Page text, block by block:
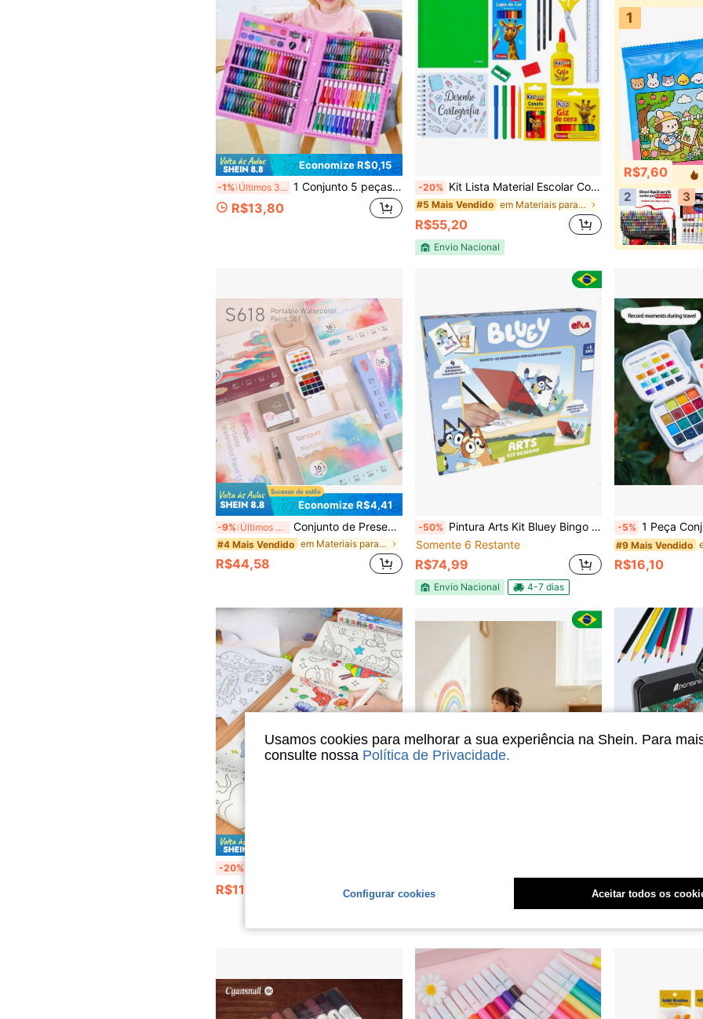
Economize R$0,15
-1% Últimos 3 dias 1 Conjunto 5 peças/68 peças/168 peças/208 peças Conjunto de Pintura Artística Infantil - Estilo de Presente Premium, Inclui Suprimentos de Pintura, Giz de Cera, Borrachas, Volta às Aulas
R$13,80
-20% Kit Lista Material Escolar Completo Caderno96fls Lápis de Cor Cola Giz-kaz Ensino Fundamental Menino-Menina
#5 Mais Vendido em Materiais para pintura e desenho infantil
R$55,20
Envio Nacional
1
R$7,60
2
3
Economize R$4,41
-9% Últimos 3 dias Conjunto de Presente de Aquarela Sólida, Cores Ricas, Textura Fina, Tons em Camadas, Linhas Suaves que se Ajustam ao Formato da Mão, Pegada Confortável, Volta às Aulas
#4 Mais Vendido em Materiais para pintura e desenho infantil
R$44,58
-50% Pintura Arts Kit Bluey Bingo Brinquedo Infantil Mágico Desenhar Desenho Jogo Pintura Elka
Somente 6 Restante
R$74,99
Envio Nacional 4-7 dias
-5% 1 Peça Conjunto de Tinta Aquarela com 16 Cores, 3 Pincéis de
#9 Mais Vendido
R$16,10
-20%
R$11,99 R$19,95
4-7 dias
R$22,99
Usamos cookies para melhorar a sua experiência na Shein. Para
consulte nossa Política de Privacidade.
Configurar cookies Aceitar todos os